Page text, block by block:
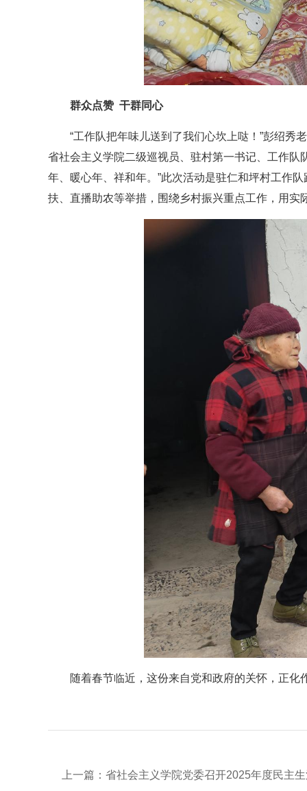
群众点赞 干群同心
“工作队把年味儿送到了我们心坎上哒！”彭绍
省社会主义学院二级巡视员、驻村第一书记、工作队
年、暖心年、祥和年。”此次活动是驻仁和坪村工作
扶、直播助农等举措，围绕乡村振兴重点工作，用实
随着春节临近，这份来自党和政府的关怀，正化
上一篇： 省社会主义学院党委召开2025年度民主